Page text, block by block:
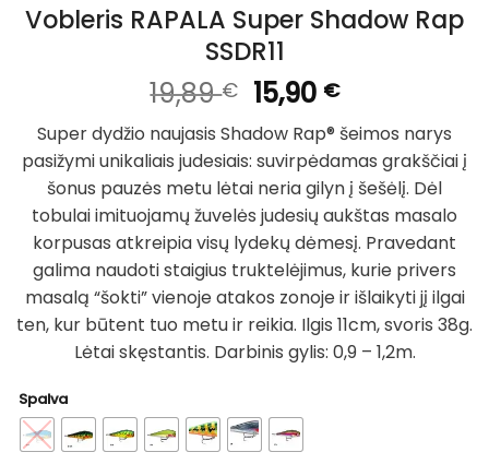
Vobleris RAPALA Super Shadow Rap
SSDR11
19,89€ Original
price
was:
19,89 €.
15,90 €Current
price
is:
15,90 €.
Super dydžio naujasis Shadow Rap® šeimos narys
pasižymi unikaliais judesiais: suvirpėdamas grakščiai į
šonus pauzės metu lėtai neria gilyn į šešėlį. Dėl
tobulai imituojamų žuvelės judesių aukštas masalo
korpusas atkreipia visų lydekų dėmesį. Pravedant
galima naudoti staigius truktelėjimus, kurie privers
masalą “šokti” vienoje atakos zonoje ir išlaikyti jį ilgai
ten, kur būtent tuo metu ir reikia. Ilgis 11cm, svoris 38g.
Lėtai skęstantis. Darbinis gylis: 0,9 – 1,2m.
Spalva